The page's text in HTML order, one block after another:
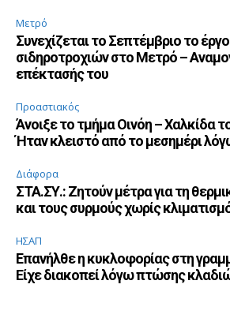
Μετρό
Συνεχίζεται το Σεπτέμβριο το
σιδηροτροχιών στο Μετρό –
επέκτασής του
Προαστιακός
Άνοιξε το τμήμα Οινόη – Χαλκίδα
Ήταν κλειστό από το μεσημέρι
Διάφορα
ΣΤΑ.ΣΥ.: Ζητούν μέτρα για τη
και τους συρμούς χωρίς
ΗΣΑΠ
Επανήλθε η κυκλοφορίας στη
Είχε διακοπεί λόγω πτώσης